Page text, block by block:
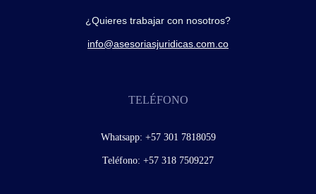
¿Quieres trabajar con nosotros?
info@asesoriasjuridicas.com.co
TELÉFONO
Whatsapp: +57 301 7818059
Teléfono: +57 318 7509227